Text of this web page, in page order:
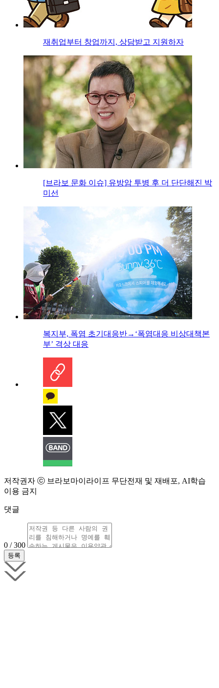
재취업부터 창업까지, 상담받고 지원하자
[브라보 문화 이슈] 유방암 투병 후 더 단단해진 박
미선
복지부, 폭염 초기대응반→‘폭염대응 비상대책본
부’ 격상 대응
저작권자 ⓒ 브라보마이라이프 무단전재 및 재배포, AI학습
이용 금지
댓글
0 / 300